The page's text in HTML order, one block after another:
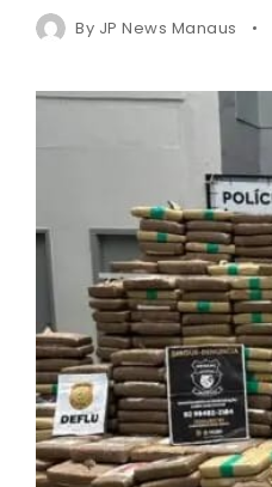
By JP News Manaus